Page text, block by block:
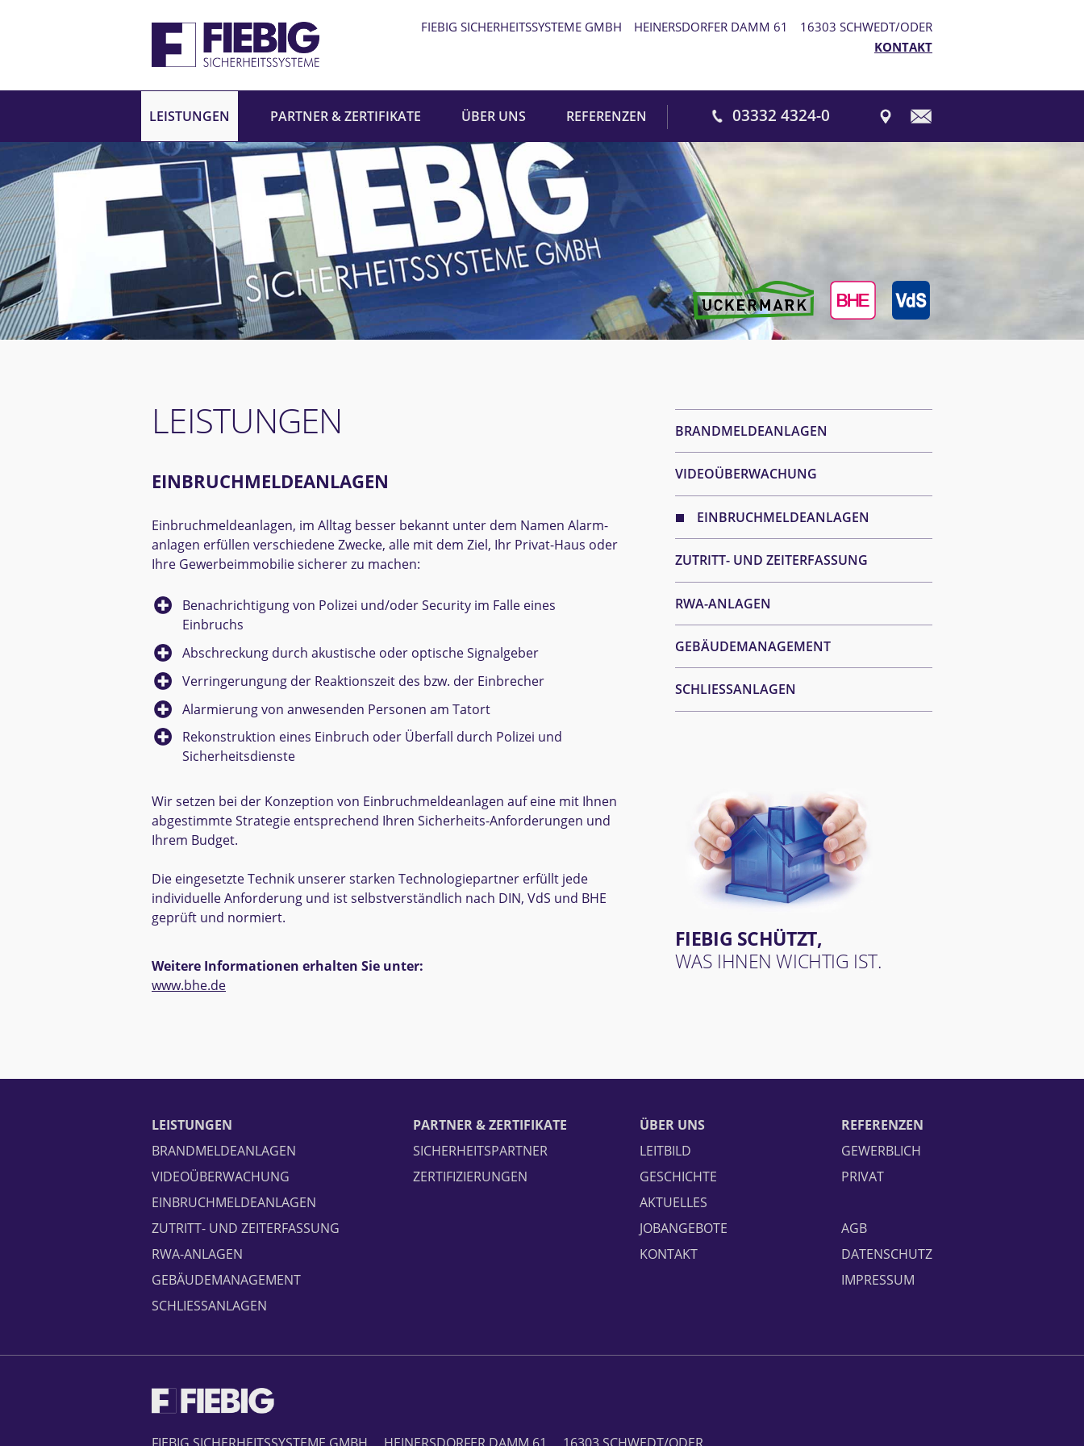
FIEBIG SICHERHEITSSYSTEME GMBH HEINERSDORFER DAMM 61
16303 SCHWEDT/ODER
KONTAKT
LEISTUNGEN PARTNER & ZERTIFIKATE ÜBER UNS REFERENZEN 03332 4324-0
LEISTUNGEN
EINBRUCH­MELDE­ANLAGEN
Einbruchmeldeanlagen, im Alltag besser bekannt unter dem Namen Alarm­
anlagen erfüllen verschiedene Zwecke, alle mit dem Ziel, Ihr Privat-Haus oder
Ihre Gewerbe­immobilie sicherer zu machen:
Benachrichtigung von Polizei und/oder Security im Falle eines
Einbruchs
Abschreckung durch akustische oder optische Signal­geber
Verringerungung der Reaktionszeit des bzw. der Einbrecher
Alarmierung von anwesenden Personen am Tatort
Rekonstruktion eines Einbruch oder Überfall durch Polizei und
Sicherheits­dienste
Wir setzen bei der Konzeption von Einbruch­melde­anlagen auf eine mit Ihnen
abgestimmte Strategie entsprechend Ihren Sicherheits-Anforderungen und
Ihrem Budget.
Die eingesetzte Technik unserer starken Technologie­partner erfüllt jede
individuelle Anforderung und ist selbst­verständlich nach DIN, VdS und BHE
geprüft und normiert.
Weitere Informationen erhalten Sie unter:
www.bhe.de
BRANDMELDEANLAGEN
VIDEOÜBERWACHUNG
EINBRUCHMELDEANLAGEN
ZUTRITT- UND ZEITERFASSUNG
RWA-ANLAGEN
GEBÄUDEMANAGEMENT
SCHLIESSANLAGEN
FIEBIG SCHÜTZT,
WAS IHNEN WICHTIG IST.
LEISTUNGEN
BRANDMELDEANLAGEN
VIDEOÜBERWACHUNG
EINBRUCHMELDEANLAGEN
ZUTRITT- UND ZEITERFASSUNG
RWA-ANLAGEN
GEBÄUDEMANAGEMENT
SCHLIESSANLAGEN
PARTNER & ZERTIFIKATE
SICHERHEITSPARTNER
ZERTIFIZIERUNGEN
ÜBER UNS
LEITBILD
GESCHICHTE
AKTUELLES
JOBANGEBOTE
KONTAKT
REFERENZEN
GEWERBLICH
PRIVAT
AGB
DATENSCHUTZ
IMPRESSUM